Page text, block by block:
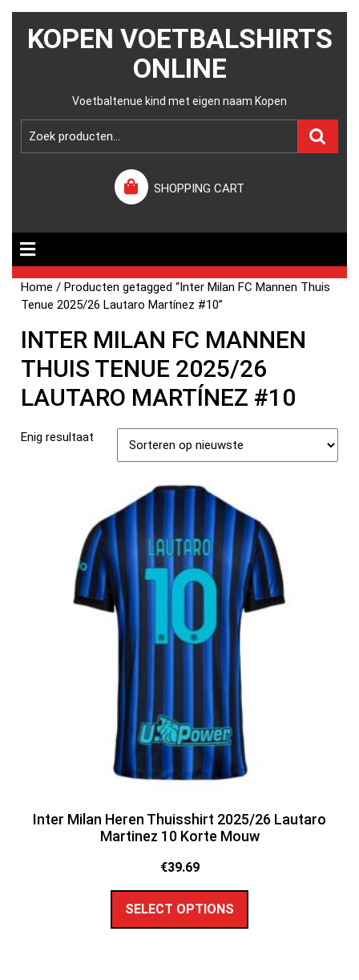
KOPEN VOETBALSHIRTS
ONLINE
Voetbaltenue kind met eigen naam Kopen
SHOPPING CART
Home / Producten getagged “Inter Milan FC Mannen Thuis
Tenue 2025/26 Lautaro Martínez #10”
INTER MILAN FC MANNEN
THUIS TENUE 2025/26
LAUTARO MARTÍNEZ #10
Enig resultaat
Inter Milan Heren Thuisshirt 2025/26 Lautaro
Martinez 10 Korte Mouw
€39.69
SELECT OPTIONS